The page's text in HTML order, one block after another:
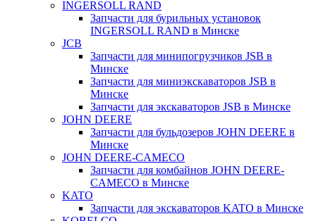
INGERSOLL RAND
Запчасти для бурильных установок
INGERSOLL RAND в Минске
JCB
Запчасти для минипогрузчиков JSB в
Минске
Запчасти для миниэкскаваторов JSB в
Минске
Запчасти для экскаваторов JSB в Минске
JOHN DEERE
Запчасти для бульдозеров JOHN DEERE в
Минске
JOHN DEERE-CAMECO
Запчасти для комбайнов JOHN DEERE-
CAMECO в Минске
KATO
Запчасти для экскаваторов KATO в Минске